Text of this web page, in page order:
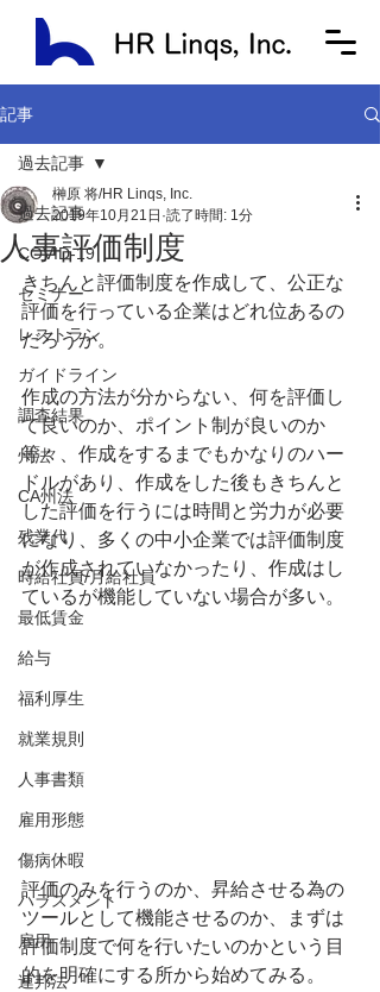
記事
過去記事
COVID-19
セミナー
レストラン
ガイドライン
調査結果
州法
CA州法
残業代
時給社員/月給社員
最低賃金
給与
福利厚生
就業規則
人事書類
雇用形態
傷病休暇
ハラスメント
雇用
連邦法
過去記事
人事評価制度
榊原 将/HR Linqs, Inc.
2019年10月21日 読了時間: 1分
きちんと評価制度を作成して、公正な
評価を行っている企業はどれ位あるの
だろうか。
作成の方法が分からない、何を評価し
て良いのか、ポイント制が良いのか
等々、作成をするまでもかなりのハー
ドルがあり、作成をした後もきちんと
した評価を行うには時間と労力が必要
になり、多くの中小企業では評価制度
が作成されていなかったり、作成はし
ているが機能していない場合が多い。
評価のみを行うのか、昇給させる為の
ツールとして機能させるのか、まずは
評価制度で何を行いたいのかという目
的を明確にする所から始めてみる。